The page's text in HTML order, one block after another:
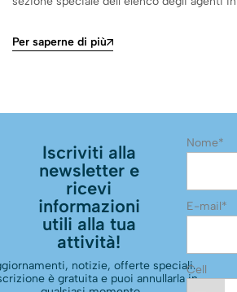
Per saperne di più
Iscriviti alla
newsletter e
ricevi
informazioni
utili alla tua
attività!
notizie, offerte speciali.
è gratuita e puoi annullarla in
Nome*
E-mail*
Cell